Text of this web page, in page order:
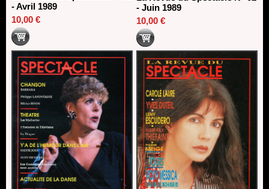
- Avril 1989
10,00 €
- Juin 1989
10,00 €